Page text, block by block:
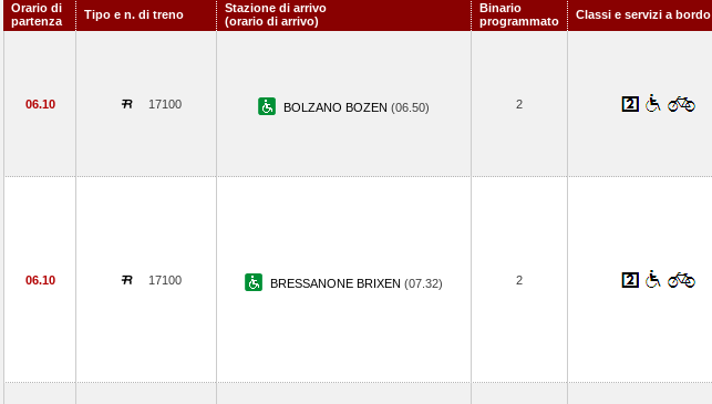
Orario di
partenza
Tipo e n. di treno
Stazione di arrivo
(orario di arrivo)
Binario
programmato
Classi e servizi a bordo
06.10 17100 BOLZANO BOZEN (06.50) 2
06.10 17100 BRESSANONE BRIXEN (07.32) 2